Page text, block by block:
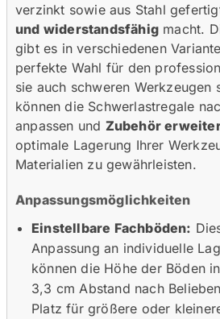
verzinkt sowie aus Stahl
und widerstandsfähig macht.
gibt es in verschiedenen
perfekte Wahl für den
sie auch schweren Werkzeugen
können die Schwerlastregale
anpassen und Zubehör
optimale Lagerung Ihrer
Materialien zu gewährleisten.
Anpassungsmöglichkeiten
Einstellbare Fachböden:
Anpassung an individuelle
können die Höhe der Böden
3,3 cm Abstand nach
Platz für größere oder